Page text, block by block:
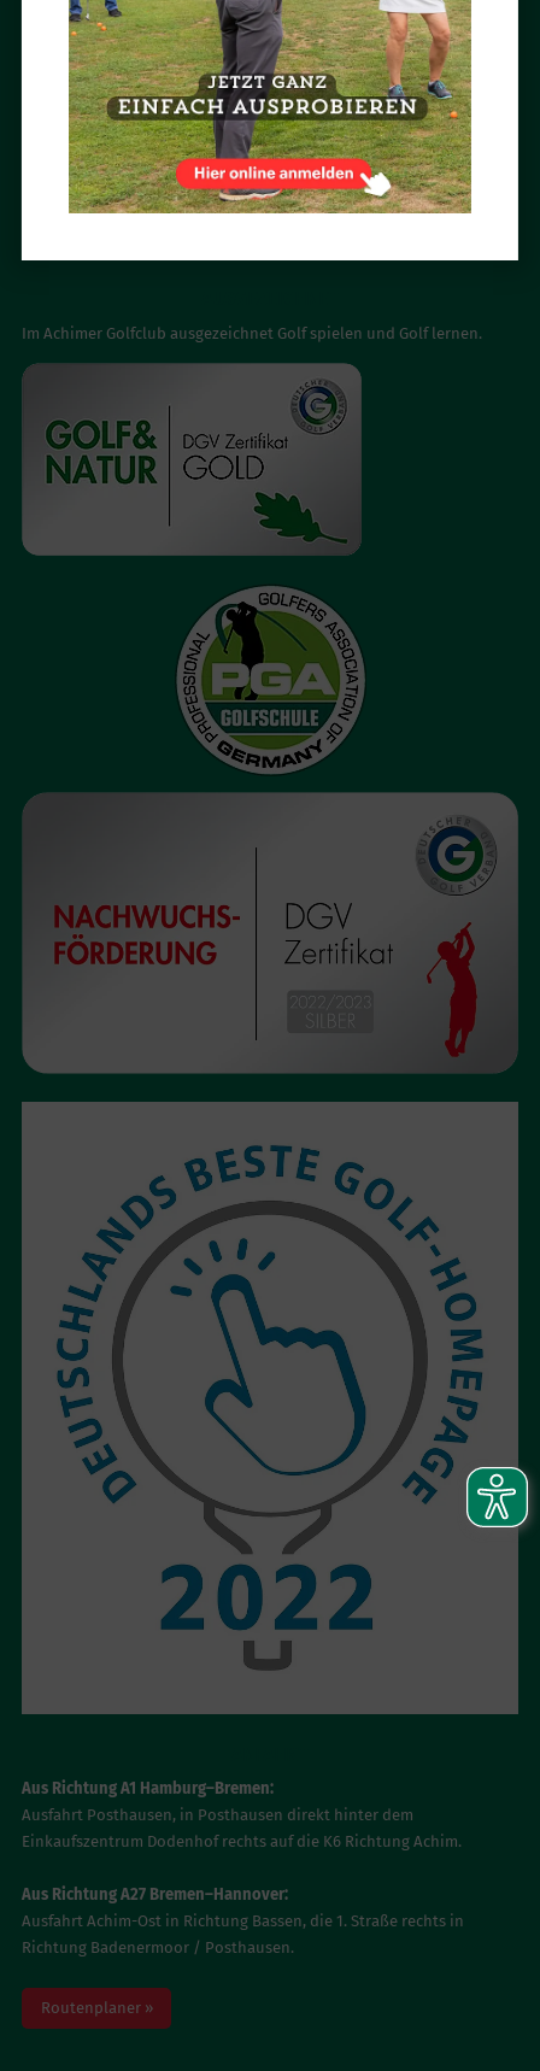
Mit dem Newsletter des Achimer Golfclubs bist Du immer aktuell und
ganz persönlich informiert.
Jetzt abonnieren »
BESUCH UNS AUF INSTAGRAM
Im Achimer Golfclub ausgezeichnet Golf spielen und Golf lernen.
Aus Richtung A1 Hamburg–Bremen:
Ausfahrt Posthausen, in Posthausen direkt hinter dem
Einkaufszentrum Dodenhof rechts auf die K6 Richtung Achim.
Aus Richtung A27 Bremen–Hannover:
Ausfahrt Achim-Ost in Richtung Bassen, die 1. Straße rechts in
Richtung Badenermoor / Posthausen.
Routenplaner »